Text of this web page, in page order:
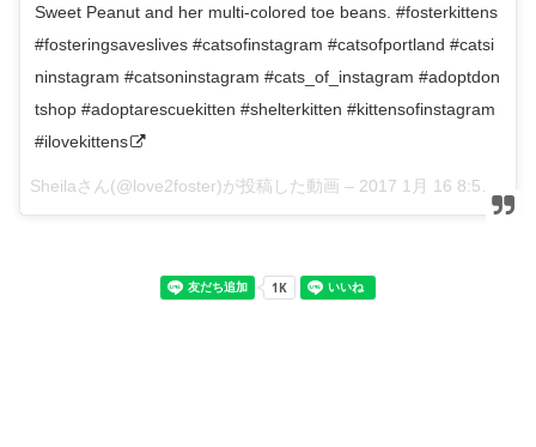
Sweet Peanut and her multi-colored toe beans. #fosterkittens
#fosteringsaveslives #catsofinstagram #catsofportland #catsi
ninstagram #catsoninstagram #cats_of_instagram #adoptdon
tshop #adoptarescuekitten #shelterkitten #kittensofinstagram
#ilovekittens
Sheilaさん(@love2foster)が投稿した動画 – 2017 1月 16 8:59午前 PST